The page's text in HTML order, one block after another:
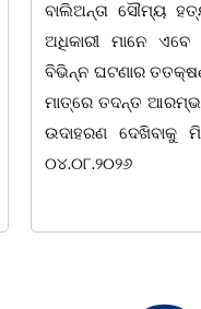
ଭୁବନେଶ୍ୱର ତା 05/
ସୁରକ୍ଷା ଅଭିଯାନ,
ସାହିତ୍ୟ ସଂସ୍କୃତି ବିଭାଗ
ସାମୁଖ୍ୟ ପକ୍ଷରୁ
ନିକଟ ମହାନ
ବାଚସ୍ପତି, ସମାଜ